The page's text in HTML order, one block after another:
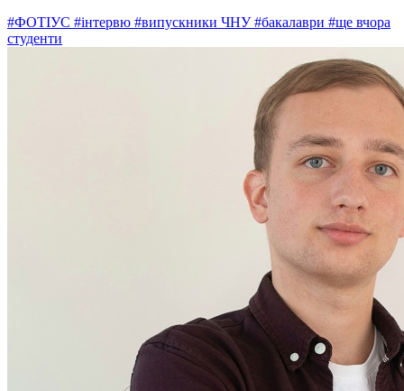
#ФОТІУС #інтервю #випускники ЧНУ#бакалаври #ще вчора
студенти